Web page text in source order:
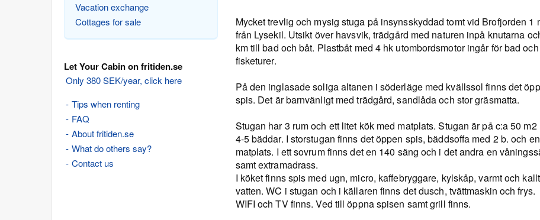
Vacation exchange
Cottages for sale
Let Your Cabin on fritiden.se
Only 380 SEK/year, click here
Tips when renting
FAQ
About fritiden.se
What do others say?
Contact us
Mycket trevlig och mysig stuga på insynsskyddad tomt vid Brofjorden 1
från Lysekil. Utsikt över havsvik, trädgård med naturen inpå knutarna
km till bad och båt. Plastbåt med 4 hk utombordsmotor ingår för bad och
fisketurer.
På den inglasade soliga altanen i söderläge med kvällssol finns det
spis. Det är barnvänligt med trädgård, sandlåda och stor gräsmatta.
Stugan har 3 rum och ett litet kök med matplats. Stugan är på c:a 50 m2
4-5 bäddar. I storstugan finns det öppen spis, bäddsoffa med 2 b. och en
matplats. I ett sovrum finns det en 140 säng och i det andra en
samt extramadrass.
I köket finns spis med ugn, micro, kaffebryggare, kylskåp, varmt och kallt
vatten. WC i stugan och i källaren finns det dusch, tvättmaskin och frys.
WIFI och TV finns. Ved till öppna spisen samt grill finns.